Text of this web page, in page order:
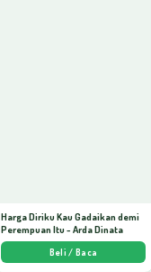
Harga Diriku Kau Gadaikan demi
Perempuan Itu - Arda Dinata
Beli / Baca